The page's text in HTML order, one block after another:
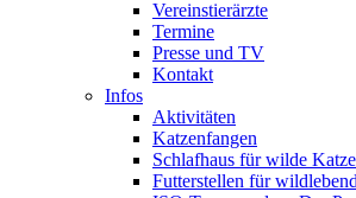
Vereinstierärzte
Termine
Presse und TV
Kontakt
Infos
Aktivitäten
Katzenfangen
Schlafhaus für wilde
Futterstellen für